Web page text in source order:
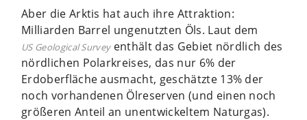
Aber die Arktis hat auch ihre Attraktion:
Milliarden Barrel ungenutzten Öls. Laut dem
US Geological Surveyenthält das Gebiet nördlich des
nördlichen Polarkreises, das nur 6% der
Erdoberfläche ausmacht, geschätzte 13% der
noch vorhandenen Ölreserven (und einen noch
größeren Anteil an unentwickeltem Naturgas).